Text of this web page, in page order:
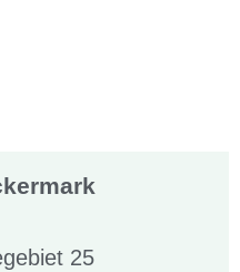
25